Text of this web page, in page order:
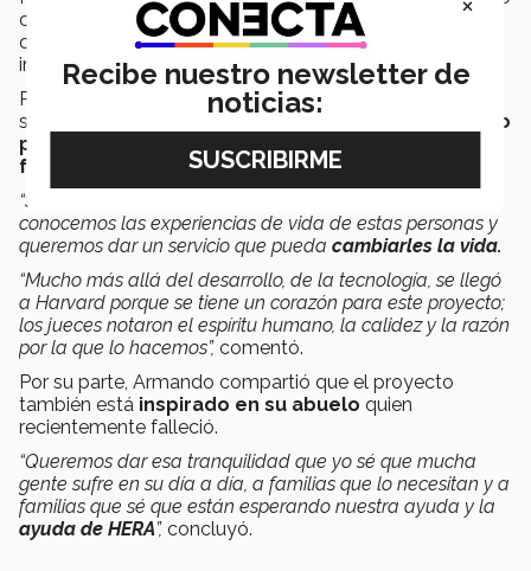
comentó a
CONECTA que es un proyecto hecho con el
corazón, ante lapérdida de los abuelos
integrantes de HERA.
Para Carlos, la razón de ser del proyecto es brindar un
servicio que mantenga la vida y que genere un
impacto
positivo real en las personas mayores y sus
familias.
“Son situaciones que hemos vivido en carne propia,
conocemos las experiencias de vida de estas personas y
queremos dar un servicio que pueda cambiarles la vida.
“Mucho más allá del desarrollo, de la tecnología, se llegó
a Harvard porque se tiene un corazón para este proyecto;
los jueces notaron el espíritu humano, la calidez y la razón
por la que lo hacemos”, comentó.
Por su parte, Armando compartió que el proyecto
también está inspirado en su abuelo quien
recientemente falleció.
“Queremos dar esa tranquilidad que yo sé que mucha
gente sufre en su día a día, a familias que lo necesitan y a
familias que sé que están esperando nuestra ayuda y la
ayuda de HERA”, concluyó.
Recibe nuestro newsletter de
noticias: